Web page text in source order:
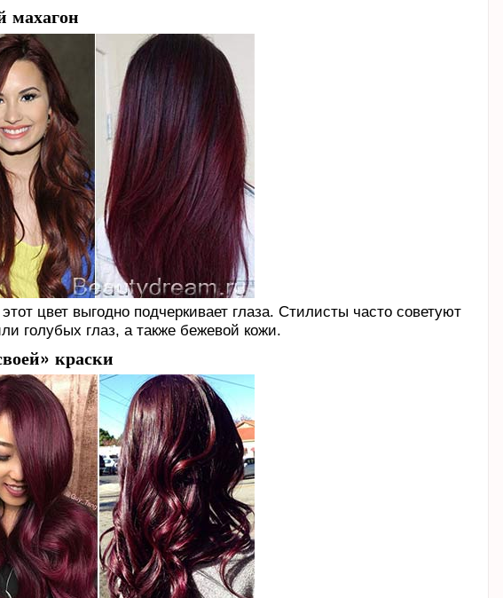
махагон
цвет выгодно подчеркивает глаза. Стилисты часто советуют
голубых глаз, а также бежевой кожи.
краски